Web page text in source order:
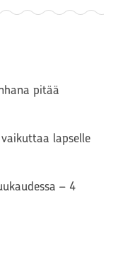
pitää
lapselle
– 4